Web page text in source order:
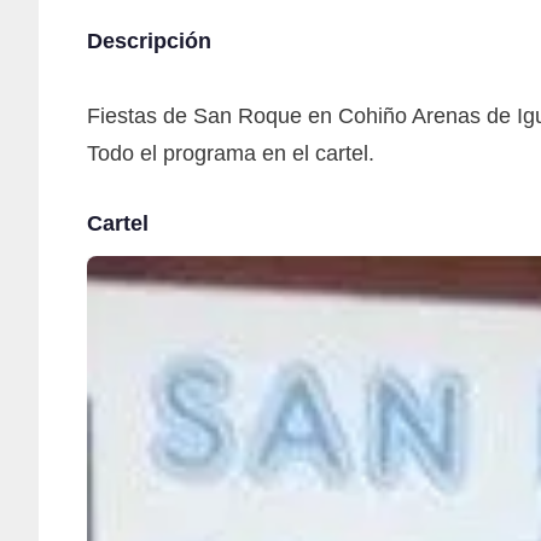
Descripción
Fiestas de San Roque en Cohiño Arenas de
Todo el programa en el cartel.
Cartel